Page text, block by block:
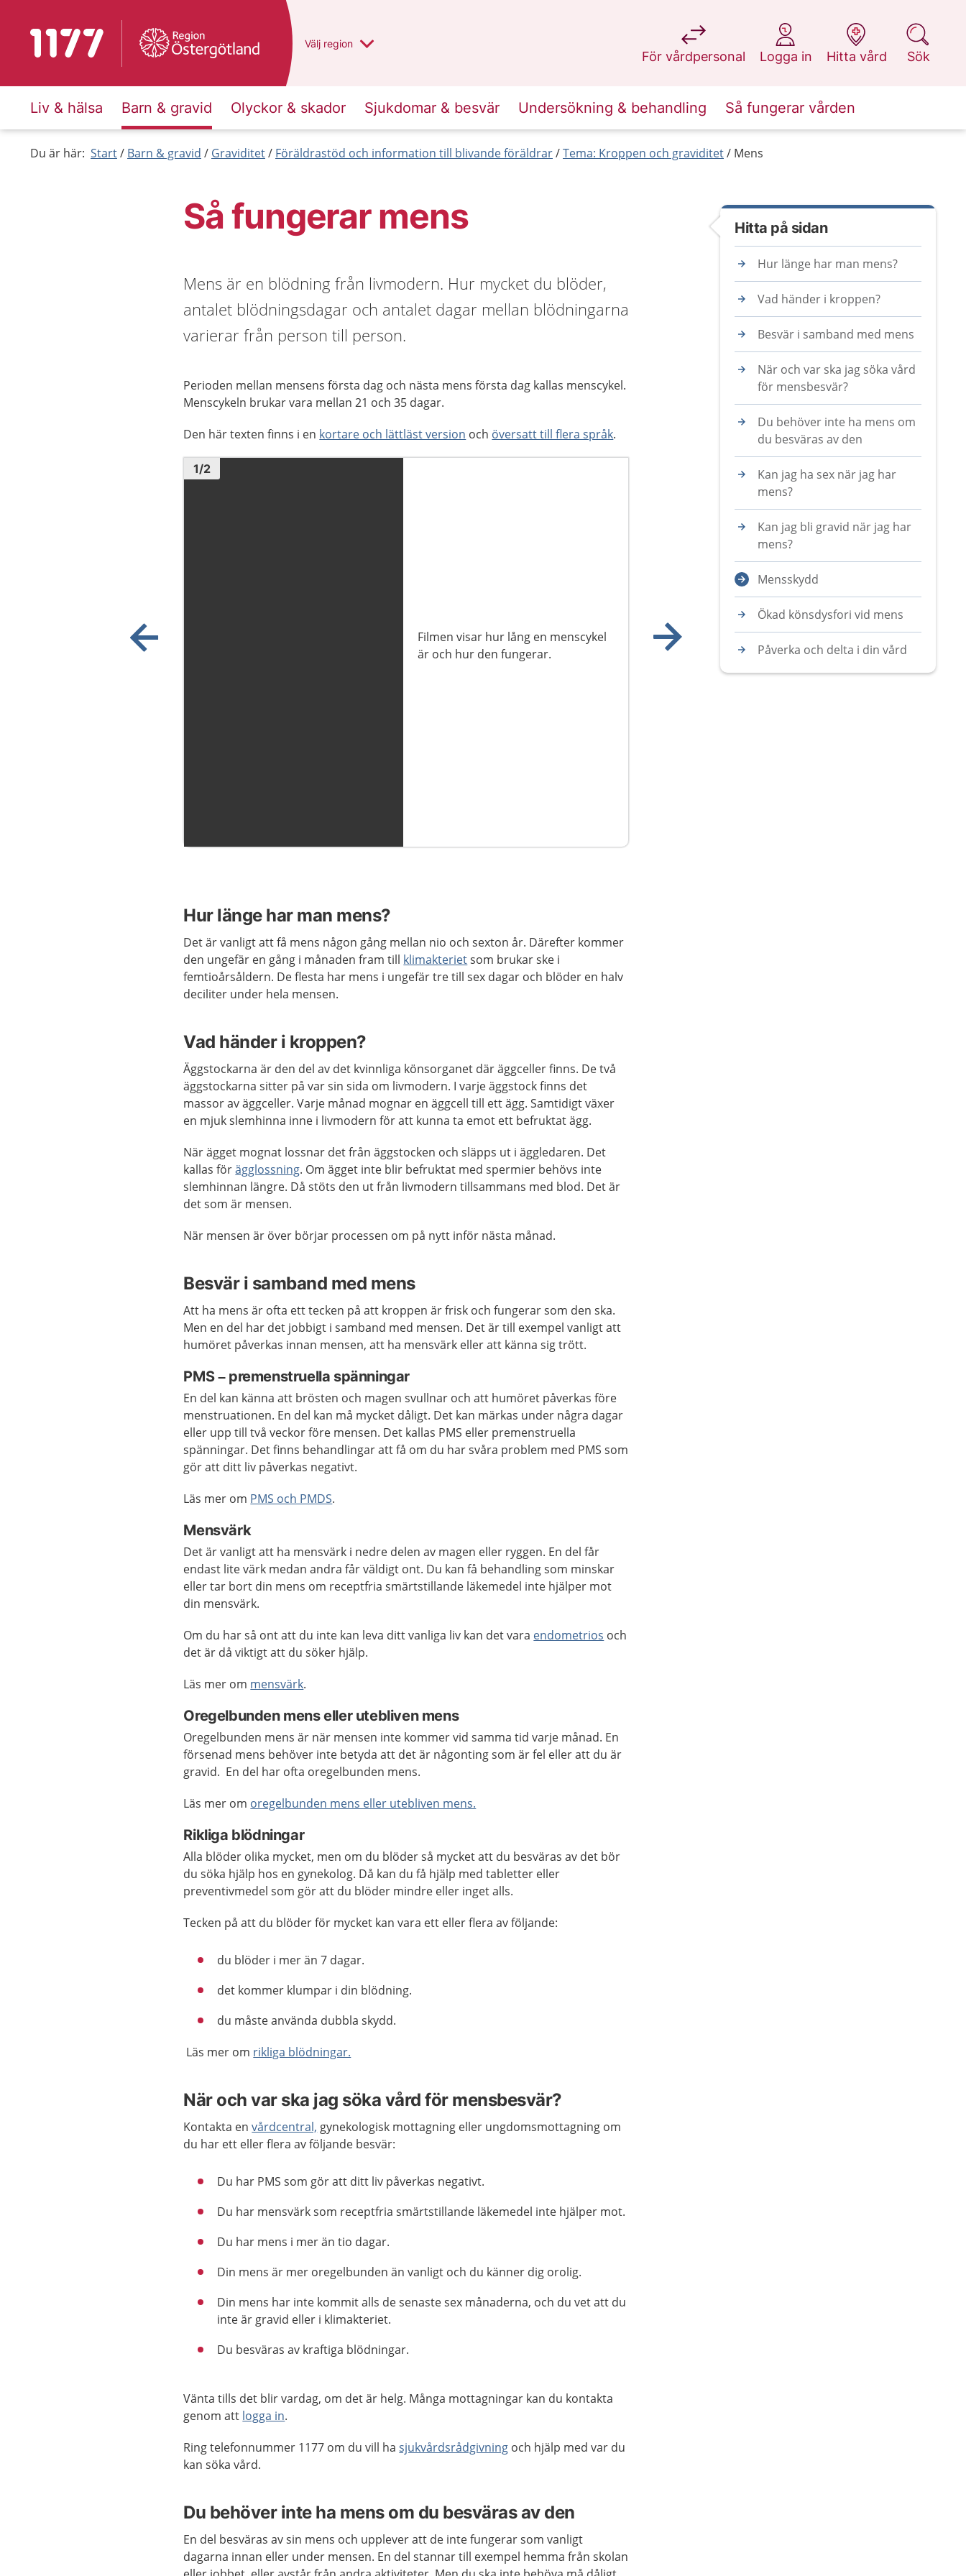
Till startsidan för 1177 Du har valt region
Välj en annan
region
För vårdpersonal
på 1177.se
Logga in
på 1177.se
Hitta vård
på 1177.se
Sök
på 1177.se
Liv & hälsa Barn & gravid Olyckor & skador Sjukdomar & besvär Undersökning & behandling Så fungerar vården
Du är här: Start Barn & gravid Graviditet Föräldrastöd och information till blivande föräldrar Tema: Kroppen och graviditet Mens
Så fungerar mens
Mens är en blödning från livmodern. Hur mycket du blöder,
antalet blödningsdagar och antalet dagar mellan blödningarna
varierar från person till person.
Perioden mellan mensens första dag och nästa mens första dag kallas menscykel.
Menscykeln brukar vara mellan 21 och 35 dagar.
Den här texten finns i en kortare och lättläst version och översatt till flera språk.
Bild1
Filmen visar hur lång en menscykel
är och hur den fungerar.
1/2
Filmen visar vad mens är och vad
som händer i kroppen.
Visa föregående bild
Hur länge har man mens?
Det är vanligt att få mens någon gång mellan nio och sexton år. Därefter kommer
den ungefär en gång i månaden fram till klimakterietsom brukar ske i
femtioårsåldern. De flesta har mens i ungefär tre till sex dagar och blöder en halv
deciliter under hela mensen.
Vad händer i kroppen?
Äggstockarna är den del av det kvinnliga könsorganet där äggceller finns. De två
äggstockarna sitter på var sin sida om livmodern. I varje äggstock finns det
massor av äggceller. Varje månad mognar en äggcell till ett ägg. Samtidigt växer
en mjuk slemhinna inne i livmodern för att kunna ta emot ett befruktat ägg.
När ägget mognat lossnar det från äggstocken och släpps ut i äggledaren. Det
kallas förägglossning. Om ägget inte blir befruktat med spermier behövs inte
slemhinnan längre. Då stöts den ut från livmodern tillsammans med blod. Det är
det som är mensen.
När mensen är över börjar processen om på nytt inför nästa månad.
Besvär i samband med mens
Att ha mens är ofta ett tecken på att kroppen är frisk och fungerar som den ska.
Men en del har det jobbigt i samband med mensen. Det är till exempel vanligt att
humöret påverkas innan mensen, att ha mensvärk eller att känna sig trött.
PMS – premenstruella spänningar
En del kan känna att brösten och magen svullnar och att humöret påverkas före
menstruationen. En del kan må mycket dåligt. Det kan märkas under några dagar
eller upp till två veckor före mensen. Det kallas PMS eller premenstruella
spänningar. Det finns behandlingar att få om du har svåra problem med PMS som
gör att ditt liv påverkas negativt.
Läs mer om PMS och PMDS.
Mensvärk
Det är vanligt att ha mensvärk i nedre delen av magen eller ryggen. En del får
endast lite värk medan andra får väldigt ont. Du kan få behandling som minskar
eller tar bort din mens om receptfria smärtstillande läkemedel inte hjälper mot
din mensvärk.
Om du har så ont att du inte kan leva ditt vanliga liv kan det vara endometrios och
det är då viktigt att du söker hjälp.
Läs mer om mensvärk.
Oregelbunden mens eller utebliven mens
Oregelbunden mens är när mensen inte kommer vid samma tid varje månad. En
försenad mens behöver inte betyda att det är någonting som är fel eller att du är
gravid. En del har ofta oregelbunden mens.
Läs mer om oregelbunden mens eller utebliven mens.
Rikliga blödningar
Alla blöder olika mycket, men om du blöder så mycket att du besväras av det bör
du söka hjälp hos en gynekolog. Då kan du få hjälp med tabletter eller
preventivmedel som gör att du blöder mindre eller inget alls.
Tecken på att du blöder för mycket kan vara ett eller flera av följande:
du blöder i mer än 7 dagar.
det kommer klumpar i din blödning.
du måste använda dubbla skydd.
Läs mer om rikliga blödningar.
När och var ska jag söka vård för mensbesvär?
Kontakta envårdcentral, gynekologisk mottagning eller ungdomsmottagning om
du har ett eller flera av följande besvär:
Du har PMS som gör att ditt liv påverkas negativt.
Du har mensvärk som receptfria smärtstillande läkemedel inte hjälper mot.
Du har mens i mer än tio dagar.
Din mens är mer oregelbunden än vanligt och du känner dig orolig.
Din mens har inte kommit alls de senaste sex månaderna, och du vet att du
inte är gravid eller i klimakteriet.
Du besväras av kraftiga blödningar.
Vänta tills det blir vardag, om det är helg. Många mottagningar kan du kontakta
genom att logga in.
Ring telefonnummer 1177 om du vill hasjukvårdsrådgivning och hjälp med var du
kan söka vård.
Du behöver inte ha mens om du besväras av den
En del besväras av sin mens och upplever att de inte fungerar som vanligt
dagarna innan eller under mensen. En del stannar till exempel hemma från skolan
Hitta på sidan
Hur länge har man mens?
Vad händer i kroppen?
Besvär i samband med mens
När och var ska jag söka vård
för mensbesvär?
Du behöver inte ha mens om
du besväras av den
Kan jag ha sex när jag har
mens?
Kan jag bli gravid när jag har
mens?
Mensskydd
Ökad könsdysfori vid mens
Påverka och delta i din vård